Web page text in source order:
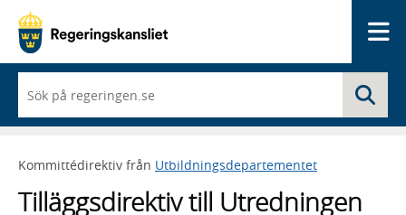
du
börjar
skriva
framträder
lista
Kommittédirektiv från Utbildningsdepartementet
Tilläggsdirektiv till Utredningen